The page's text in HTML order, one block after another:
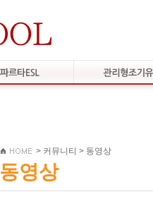
동영상
> 커뮤니티 > 동영상